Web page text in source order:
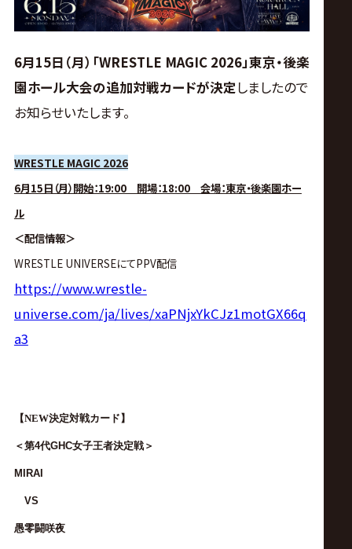
ン
グ・
ノ
ア
公
式
サ
イ
6月15日（月）「WRESTLE MAGIC 2026」東京・後楽
園ホール大会の追加対戦カードが決定しましたので
お知らせいたします。
WRESTLE MAGIC 2026
6月15日（月）開始：19:00 開場：18:00 会場：東京・後楽園ホー
ル
＜配信情報＞
WRESTLE UNIVERSEにてPPV配信
https://www.wrestle-
universe.com/ja/lives/xaPNjxYkCJz1motGX66q
a3
【NEW決定対戦カード】
＜第4代GHC女子王者決定戦＞
MIRAI
VS
愚零闘咲夜